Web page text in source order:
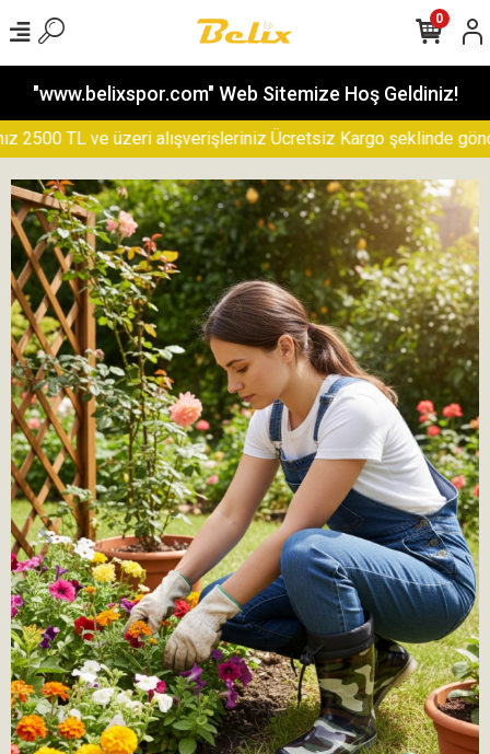
"www.belixspor.com" Web Sitemize Hoş Geldiniz!
2500 TL ve üzeri alışverişleriniz Ücretsiz Kargo şeklinde
0